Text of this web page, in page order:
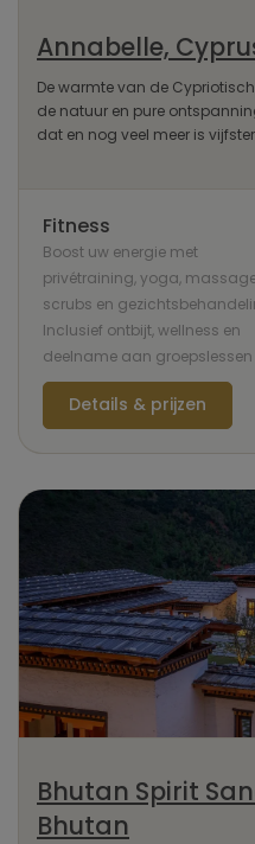
Annabelle,
De warmte van de
de natuur en pure
dat en nog veel meer is
Fitness
Boost uw energie met
privétraining, yoga,
scrubs en
Inclusief ontbijt, wellness en
deelname aan groepslessen
Details & prijzen
Bhutan Spirit
Bhutan